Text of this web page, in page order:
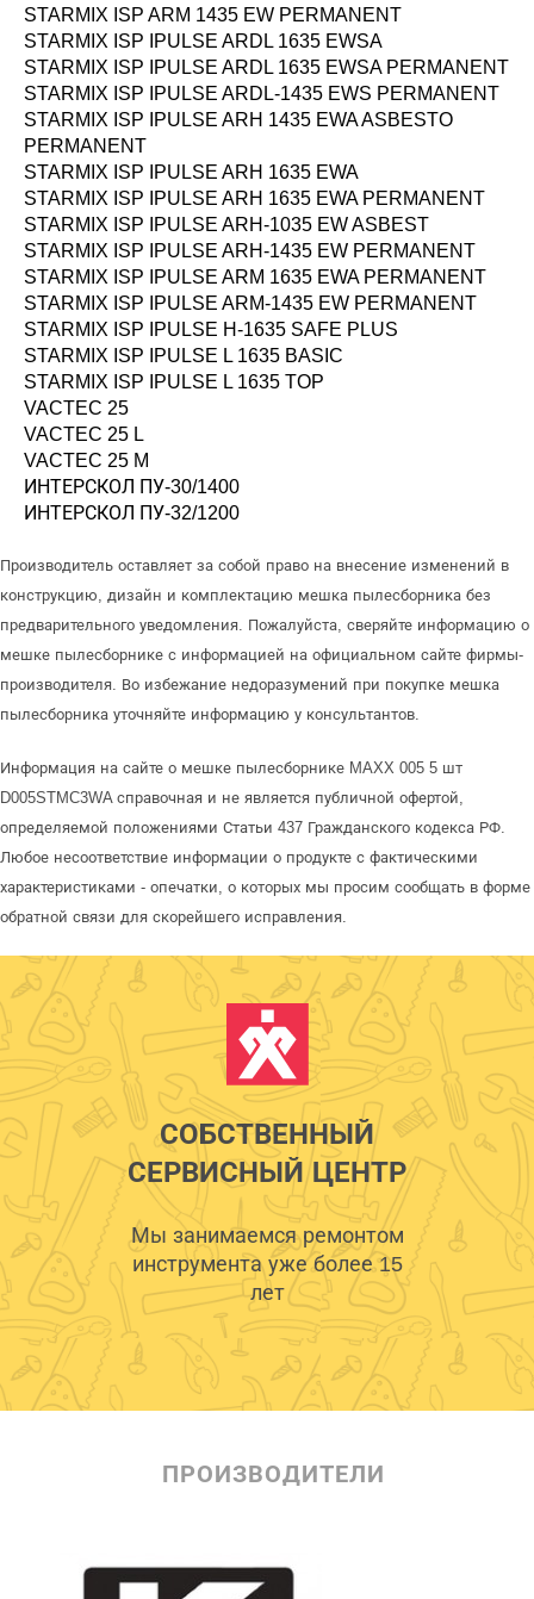
STARMIX ISP ARM 1435 EW PERMANENT
STARMIX ISP IPULSE ARDL 1635 EWSA
STARMIX ISP IPULSE ARDL 1635 EWSA PERMANENT
STARMIX ISP IPULSE ARDL-1435 EWS PERMANENT
STARMIX ISP IPULSE ARH 1435 EWA ASBESTO
PERMANENT
STARMIX ISP IPULSE ARH 1635 EWA
STARMIX ISP IPULSE ARH 1635 EWA PERMANENT
STARMIX ISP IPULSE ARH-1035 EW ASBEST
STARMIX ISP IPULSE ARH-1435 EW PERMANENT
STARMIX ISP IPULSE ARM 1635 EWA PERMANENT
STARMIX ISP IPULSE ARM-1435 EW PERMANENT
STARMIX ISP IPULSE H-1635 SAFE PLUS
STARMIX ISP IPULSE L 1635 BASIC
STARMIX ISP IPULSE L 1635 TOP
VACTEC 25
VACTEC 25 L
VACTEC 25 M
ИНТЕРСКОЛ ПУ-30/1400
ИНТЕРСКОЛ ПУ-32/1200
Производитель оставляет за собой право на внесение изменений в
конструкцию, дизайн и комплектацию мешка пылесборника без
предварительного уведомления. Пожалуйста, сверяйте информацию о
мешке пылесборнике с информацией на официальном сайте фирмы-
производителя. Во избежание недоразумений при покупке мешка
пылесборника уточняйте информацию у консультантов.
Информация на сайте о мешке пылесборнике MAXX 005 5 шт
D005STMC3WA справочная и не является публичной офертой,
определяемой положениями Статьи 437 Гражданского кодекса РФ.
Любое несоответствие информации о продукте с фактическими
характеристиками - опечатки, о которых мы просим сообщать в форме
обратной связи для скорейшего исправления.
СОБСТВЕННЫЙ
СЕРВИСНЫЙ ЦЕНТР
Мы занимаемся ремонтом
инструмента уже более 15
лет
ПРОИЗВОДИТЕЛИ